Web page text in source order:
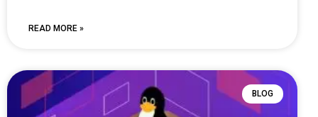
READ MORE »
BLOG